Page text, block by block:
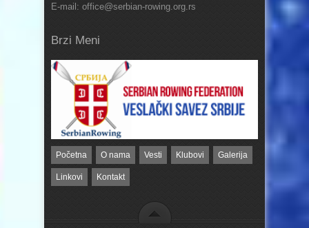
E-mail: office@serbian-rowing.org.rs
Brzi Meni
Početna O nama Vesti Klubovi Galerija
Linkovi Kontakt